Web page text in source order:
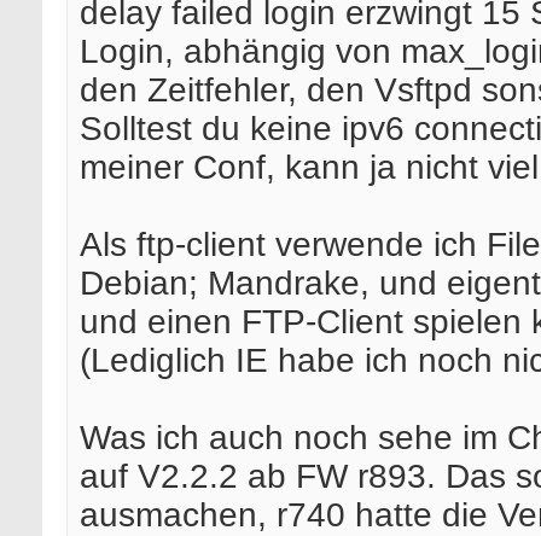
delay failed login erzwingt 15
Login, abhängig von
den Zeitfehler, den Vsftpd
Solltest du keine ipv6
meiner Conf, kann ja nicht
Als ftp-client verwende ich
Debian; Mandrake, und
und einen FTP-Client spielen
(Lediglich IE habe ich noch
Was ich auch noch sehe im
auf V2.2.2 ab FW r893. Das
ausmachen, r740 hatte die